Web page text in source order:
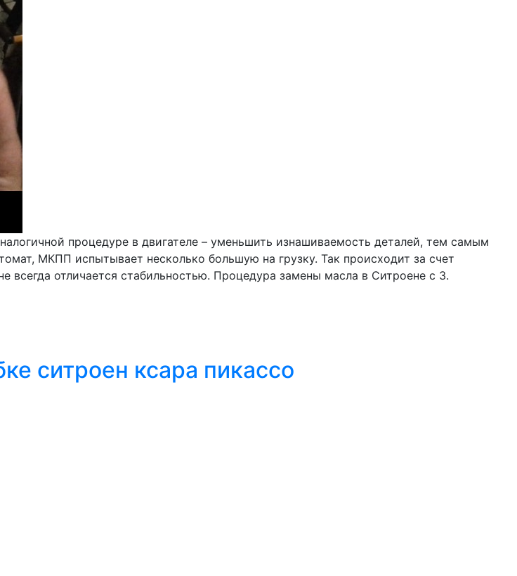
процедуре в двигателе – уменьшить изнашиваемость деталей, тем самым
МКПП испытывает несколько большую на грузку. Так происходит за счет
всегда отличается стабильностью. Процедура замены масла в Ситроене с 3.
ситроен ксара пикассо